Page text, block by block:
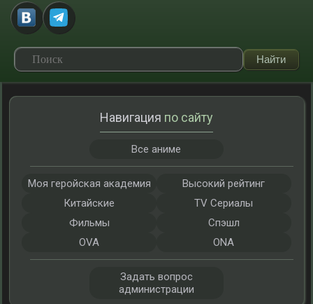
Навигация по сайту
Все аниме
Моя геройская академия
Высокий рейтинг
Китайские
TV Сериалы
Фильмы
Спэшл
OVA
ONA
Задать вопрос
администрации